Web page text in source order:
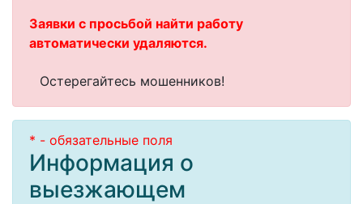
Заявки с просьбой найти работу
автоматически удаляются.
Остерегайтесь мошенников!
* - обязательные поля
Информация о
выезжающем